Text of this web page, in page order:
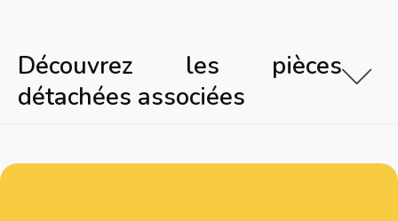
Découvrez les pièces
détachées associées